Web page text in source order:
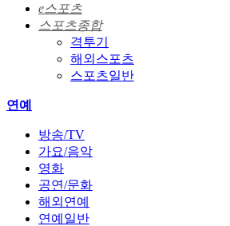
e스포츠
스포츠종합
격투기
해외스포츠
스포츠일반
연예
방송/TV
가요/음악
영화
공연/문화
해외연예
연예일반